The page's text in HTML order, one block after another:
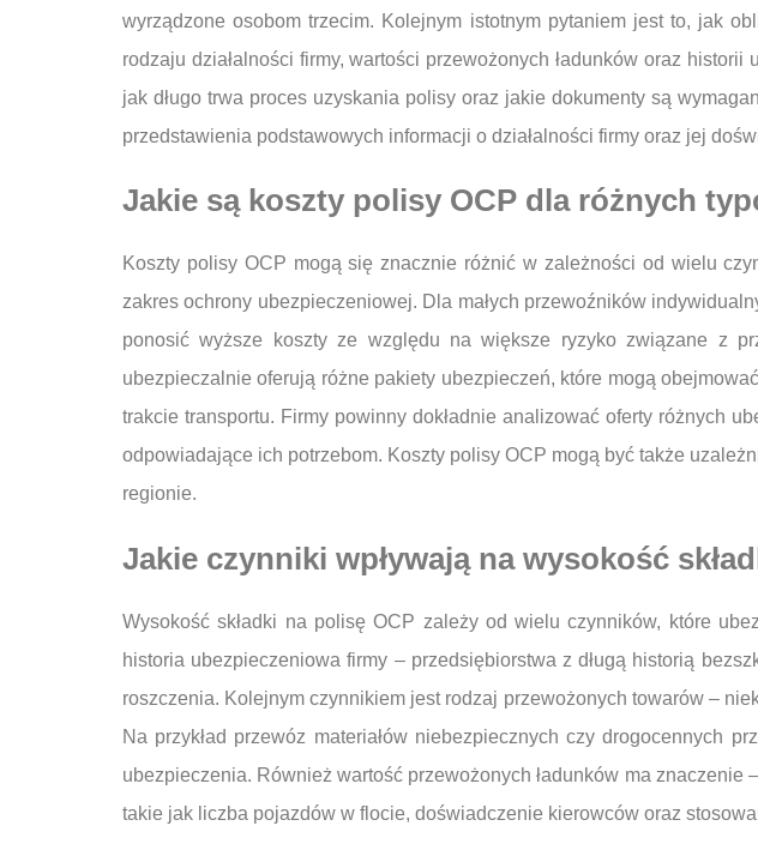
wyrządzone osobom trzecim. Kolejnym istotnym pytaniem jest to, jak
rodzaju działalności firmy, wartości przewożonych ładunków oraz
jak długo trwa proces uzyskania polisy oraz jakie dokumenty są
przedstawienia podstawowych informacji o działalności firmy oraz jej
Jakie są koszty polisy OCP dla różnych
Koszty polisy OCP mogą się znacznie różnić w zależności od wielu
zakres ochrony ubezpieczeniowej. Dla małych przewoźników
ponosić wyższe koszty ze względu na większe ryzyko związane z
ubezpieczalnie oferują różne pakiety ubezpieczeń, które mogą
trakcie transportu. Firmy powinny dokładnie analizować oferty różnych
odpowiadające ich potrzebom. Koszty polisy OCP mogą być także
regionie.
Jakie czynniki wpływają na wysokość
Wysokość składki na polisę OCP zależy od wielu czynników, które
historia ubezpieczeniowa firmy – przedsiębiorstwa z długą historią
roszczenia. Kolejnym czynnikiem jest rodzaj przewożonych towarów –
Na przykład przewóz materiałów niebezpiecznych czy drogocennych
ubezpieczenia. Również wartość przewożonych ładunków ma
takie jak liczba pojazdów w flocie, doświadczenie kierowców oraz